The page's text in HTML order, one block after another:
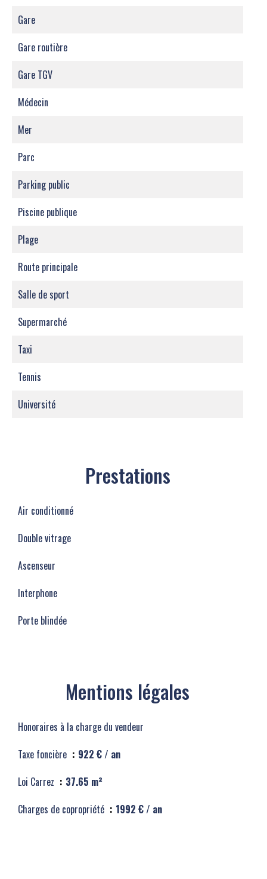
Gare
Gare routière
Gare TGV
Médecin
Mer
Parc
Parking public
Piscine publique
Plage
Route principale
Salle de sport
Supermarché
Taxi
Tennis
Université
Prestations
Air conditionné
Double vitrage
Ascenseur
Interphone
Porte blindée
Mentions légales
Honoraires à la charge du vendeur
Taxe foncière
922 € / an
Loi Carrez
37.65 m²
Charges de copropriété
1992 € / an